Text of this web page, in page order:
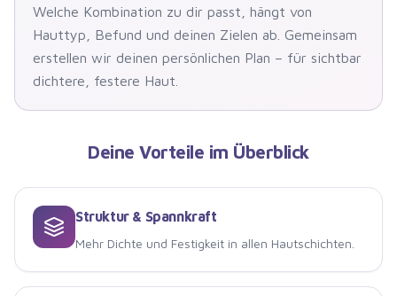
Welche Kombination zu dir passt, hängt von
Hauttyp, Befund und deinen Zielen ab. Gemeinsam
erstellen wir deinen persönlichen Plan – für sichtbar
dichtere, festere Haut.
Deine Vorteile im Überblick
Struktur & Spannkraft
Mehr Dichte und Festigkeit in allen Hautschichten.